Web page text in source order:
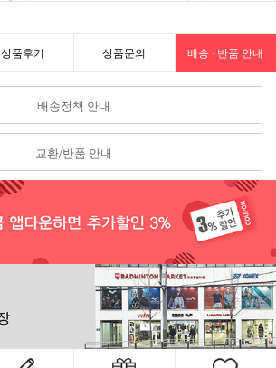
상품후기 상품문의 배송 · 반품 안내
배송정책 안내
교환/반품 안내